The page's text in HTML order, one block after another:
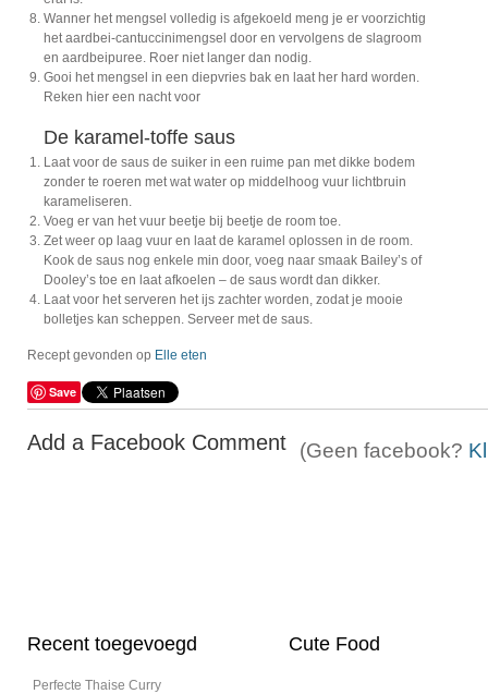
Wanner het mengsel volledig is afgekoeld meng je er voorzichtig
het aardbei-cantuccinimengsel door en vervolgens de slagroom
en aardbeipuree. Roer niet langer dan nodig.
Gooi het mengsel in een diepvries bak en laat her hard worden.
Reken hier een nacht voor
De karamel-toffe saus
Laat voor de saus de suiker in een ruime pan met dikke bodem
zonder te roeren met wat water op middelhoog vuur lichtbruin
karameliseren.
Voeg er van het vuur beetje bij beetje de room toe.
Zet weer op laag vuur en laat de karamel oplossen in de room.
Kook de saus nog enkele min door, voeg naar smaak Bailey’s of
Dooley’s toe en laat afkoelen – de saus wordt dan dikker.
Laat voor het serveren het ijs zachter worden, zodat je mooie
bolletjes kan scheppen. Serveer met de saus.
Recept gevonden op Elle eten
Save
Add a Facebook Comment (Geen facebook?
Recent toegevoegd
Perfecte Thaise Curry
Cute Food